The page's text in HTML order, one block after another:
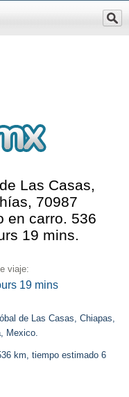
Las Casas,
70987
en carro. 536
19 mins.
viaje:
19 mins
de Las Casas, Chiapas,
Mexico.
km, tiempo estimado 6